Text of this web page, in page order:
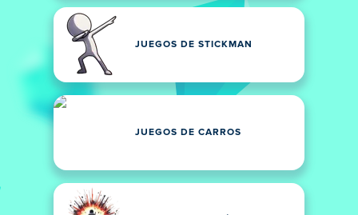
JUEGOS DE STICKMAN
JUEGOS DE CARROS